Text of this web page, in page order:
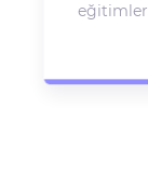
eğitimler